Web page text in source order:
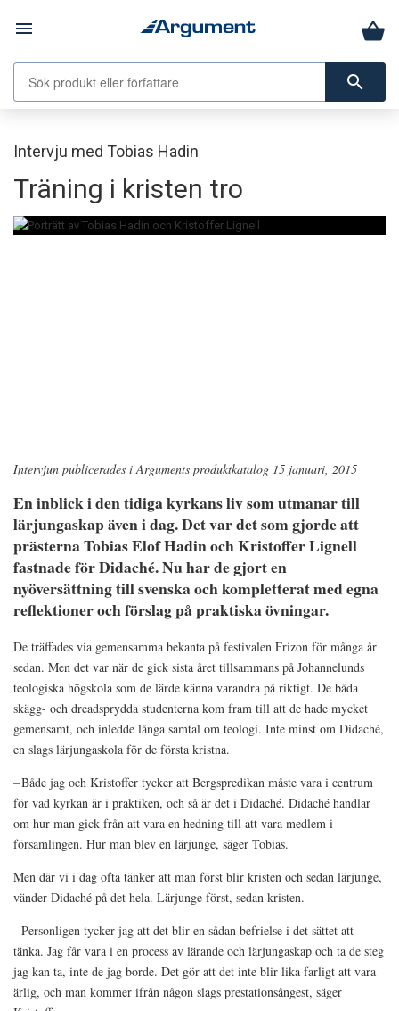
menu
search
Intervju med Tobias Hadin
Träning i kristen tro
Intervjun publicerades i Arguments produktkatalog 15 januari, 2015
En inblick i den tidiga kyrkans liv som utmanar till
lärjungaskap även i dag. Det var det som gjorde att
prästerna Tobias Elof Hadin och Kristoffer Lignell
fastnade för Didaché. Nu har de gjort en
nyöversättning till svenska och kompletterat med egna
reflektioner och förslag på praktiska övningar.
De träffades via gemensamma bekanta på festivalen Frizon för många år
sedan. Men det var när de gick sista året tillsammans på Johannelunds
teologiska högskola som de lärde känna varand­ra på riktigt. De båda
skägg- och dreadsprydda studenterna kom fram till att de hade mycket
gemensamt, och inledde långa samtal om teologi. Inte minst om Didaché,
en slags lärjungaskola för de första kristna.
– Både jag och Kristoffer tycker att Bergspredikan måste vara i centrum
för vad kyrkan är i praktiken, och så är det i Didaché. Didaché handlar
om hur man gick från att vara en hedning till att vara medlem i
församlingen. Hur man blev en lärjunge, säger Tobias.
Men där vi i dag ofta tänker att man först blir kristen och sedan lärjunge,
vänder Didaché på det hela. Lärjunge först, sedan kristen.
– Personligen tycker jag att det blir en sådan befrielse i det sättet att
tänka. Jag får vara i en process av lärande och lärjungaskap och ta de steg
jag kan ta, inte de jag borde. Det gör att det inte blir lika farligt att vara
ärlig, och man kommer ifrån någon slags prestationsångest, säger